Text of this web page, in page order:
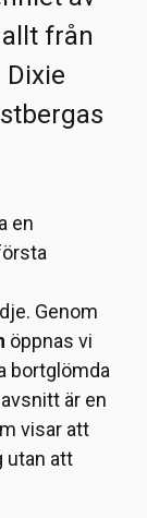
från
en
Genom
öppnas vi
bortglömda
är en
visar att
utan att